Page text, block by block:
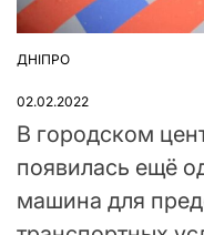
ОПУБЛІКУВАТИ
ДНІПРО
02.02.2022
В городском
появилась ещё
машина для